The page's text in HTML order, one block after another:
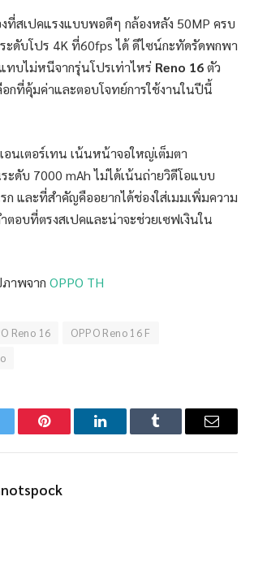
งที่สเปคแรงแบบพอดีๆ กล้องหลัง 50MP ครบ
ะดับโปร 4K ที่60fps ได้ ดีไซน์กะทัดรัดพกพา
ทบไม่หนีจากรุ่นโปรเท่าไหร่ Reno 16ตัว
อกที่คุ้มค่าและตอบโจทย์การใช้งานในปีนี้
อนเตอร์เทน เน้นหน้าจอใหญ่เต็มตา
ะดับ 7000 mAh ไม่ได้เน้นถ่ายวิดีโอแบบ
ก และที่สำคัญคืออยากได้ช่องใส่เมมเพิ่มความ
ตอบที่ตรงสเปคและน่าจะช่วยเซฟเงินใน
าพจาก OPPO TH
Reno 16
OPPO Reno 16 F
Pinterest LinkedInTumblr Email